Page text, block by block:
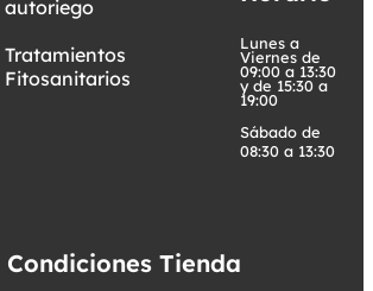
autoriego
Tratamientos
Fitosanitarios
Lunes a
Viernes de
09:00 a 13:30
y de 15:30 a
19:00
Sábado de
08:30 a 13:30
Tienda